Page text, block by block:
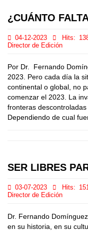
¿CUÁNTO
04-12-2023 Hits:
Director de Edición
Por Dr. Fernando
2023. Pero cada día la
continental o global, no
comenzar el 2023. La
fronteras
Dependiendo de cual
SER LIBRES
03-07-2023 Hits:
Director de Edición
Dr. Fernando
en su historia, en su